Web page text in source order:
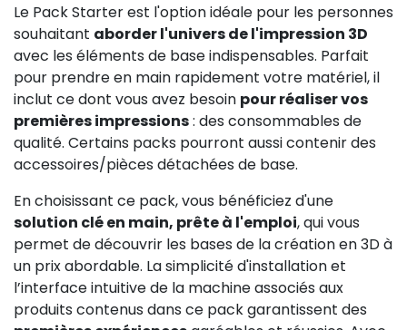
Le Pack Starter est l'option idéale pour les personnes
souhaitant aborder l'univers de l'impression 3D
avec les éléments de base indispensables. Parfait
pour prendre en main rapidement votre matériel, il
inclut ce dont vous avez besoin pour réaliser vos
premières impressions: des consommables de
qualité. Certains packs pourront aussi contenir des
accessoires/pièces détachées de base.
En choisissant ce pack, vous bénéficiez d'une
solution clé en main, prête à l'emploi, qui vous
permet de découvrir les bases de la création en 3D à
un prix abordable. La simplicité d'installation et
l’interface intuitive de la machine associés aux
produits contenus dans ce pack garantissent des